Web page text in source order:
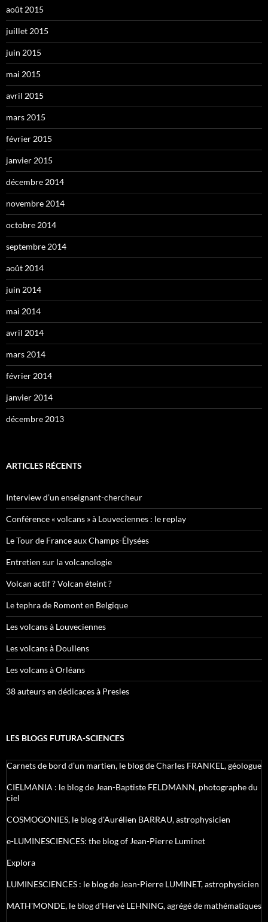
août 2015
juillet 2015
juin 2015
mai 2015
avril 2015
mars 2015
février 2015
janvier 2015
décembre 2014
novembre 2014
octobre 2014
septembre 2014
août 2014
juin 2014
mai 2014
avril 2014
mars 2014
février 2014
janvier 2014
décembre 2013
ARTICLES RÉCENTS
Interview d’un enseignant-chercheur
Conférence « volcans » à Louveciennes : le replay
Le Tour de France aux Champs-Élysées
Entretien sur la volcanologie
Volcan actif ? Volcan éteint ?
Le tephra de Romont en Belgique
Les volcans à Louveciennes
Les volcans à Doullens
Les volcans à Orléans
38 auteurs en dédicaces à Presles
LES BLOGS FUTURA-SCIENCES
Carnets de bord d’un martien, le blog de Charles FRANKEL, géologue
CIELMANIA : le blog de Jean-Baptiste FELDMANN, photographe du
ciel
COSMOGONIES, le blog d'Aurélien BARRAU, astrophysicien
e-LUMINESCIENCES: the blog of Jean-Pierre Luminet
Explora
LUMINESCIENCES : le blog de Jean-Pierre LUMINET, astrophysicien
MATH'MONDE, le blog d'Hervé LEHNING, agrégé de mathématiques